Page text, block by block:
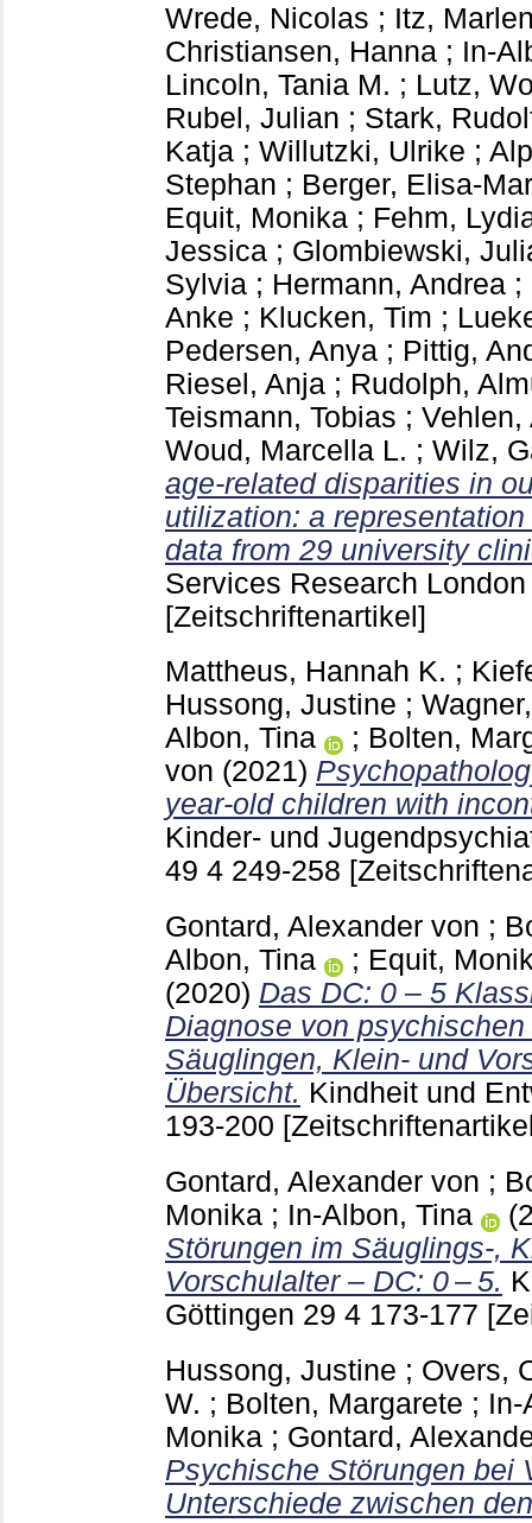
Wrede, Nicolas ; Itz,
Christiansen, Hanna ; In-
Lincoln, Tania M. ; Lutz,
Rubel, Julian ; Stark,
Katja ; Willutzki, Ulrike ;
Stephan ; Berger, Elisa-
Equit, Monika ; Fehm,
Jessica ; Glombiewski,
Sylvia ; Hermann, Andrea ;
Anke ; Klucken, Tim ;
Pedersen, Anya ; Pittig,
Riesel, Anja ; Rudolph,
Teismann, Tobias ; Vehlen,
Woud, Marcella L. ; Wilz,
age-related disparities in
utilization: a
data from 29 university
Services Research
[Zeitschriftenartikel]
Mattheus, Hannah K. ;
Hussong, Justine ;
Albon, Tina
; Bolten,
von (2021)
year-old children with
Kinder- und
49 4 249-258
Gontard, Alexander von ;
Albon, Tina
; Equit,
(2020) Das DC: 0 – 5
Diagnose von
Säuglingen, Klein- und
Übersicht. Kindheit und
193-200
Gontard, Alexander von ;
Monika ; In-Albon, Tina
Störungen im Säuglings-‍,
Vorschulalter – DC: 0 – 5.
Göttingen 29 4 173-177
Hussong, Justine ; Overs,
W. ; Bolten, Margarete ; In-
Monika ; Gontard,
Psychische Störungen bei
Unterschiede zwischen